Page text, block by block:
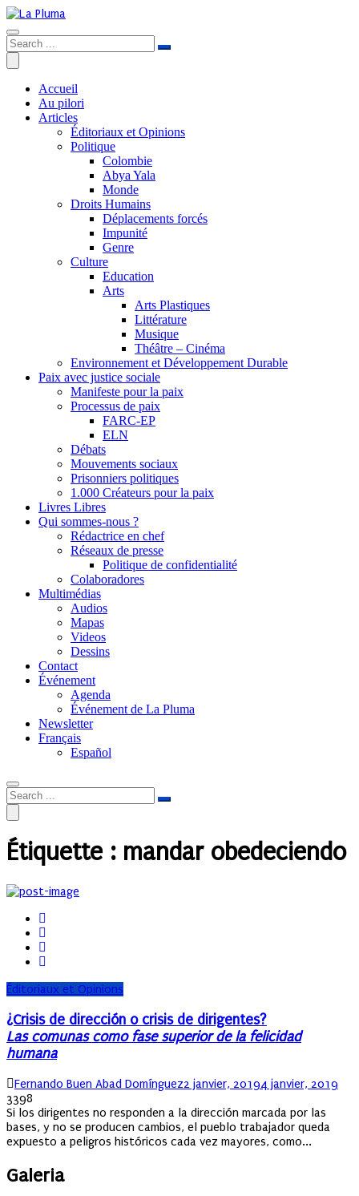
Accueil
Au pilori
Articles
Éditoriaux et Opinions
Politique
Colombie
Abya Yala
Monde
Droits Humains
Déplacements forcés
Impunité
Genre
Culture
Education
Arts
Arts Plastiques
Littérature
Musique
Théâtre – Cinéma
Environnement et Développement Durable
Paix avec justice sociale
Manifeste pour la paix
Processus de paix
FARC-EP
ELN
Débats
Mouvements sociaux
Prisonniers politiques
1.000 Créateurs pour la paix
Livres Libres
Qui sommes-nous ?
Rédactrice en chef
Réseaux de presse
Politique de confidentialité
Colaboradores
Multimédias
Audios
Mapas
Videos
Dessins
Contact
Événement
Agenda
Événement de La Pluma
Newsletter
Français
Español
Étiquette : mandar obedeciendo
Éditoriaux et Opinions
¿Crisis de dirección o crisis de dirigentes?
Las comunas como fase superior de la felicidad
humana
Author
Fernando Buen Abad DomínguezPosted
2 janvier, 20194 janvier, 2019
3398
Si los dirigentes no responden a la dirección marcada por las
bases, y no se producen cambios, el pueblo trabajador queda
expuesto a peligros históricos cada vez mayores, como...
Galeria